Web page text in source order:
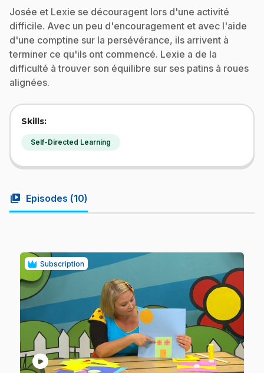
Josée et Lexie se découragent lors d'une activité
difficile. Avec un peu d'encouragement et avec l'aide
d'une comptine sur la persévérance, ils arrivent à
terminer ce qu'ils ont commencé. Lexie a de la
difficulté à trouver son équilibre sur ses patins à roues
alignées.
Skills:
Self-Directed Learning
video_library Episodes (10)
Subscription
play_circle